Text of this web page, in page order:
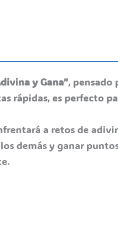
y Gana”, pensado
rápidas, es perfecto
a retos de
demás y ganar